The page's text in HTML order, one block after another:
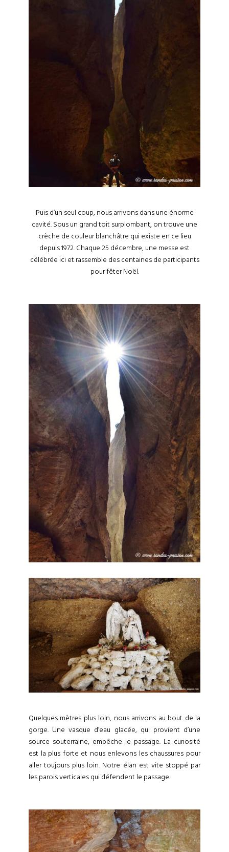
Puis d’un seul coup, nous arrivons dans une énorme
cavité. Sous un grand toit surplombant, on trouve une
crèche de couleur blanchâtre qui existe en ce lieu
depuis 1972. Chaque 25 décembre, une messe est
célébrée ici et rassemble des centaines de participants
pour fêter Noël.
Quelques mètres plus loin, nous arrivons au bout de la
gorge. Une vasque d’eau glacée, qui provient d’une
source souterraine, empêche le passage. La curiosité
est la plus forte et nous enlevons les chaussures pour
aller toujours plus loin. Notre élan est vite stoppé par
les parois verticales qui défendent le passage.